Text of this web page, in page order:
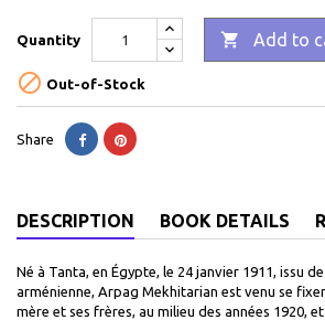
Quantity  Add to
 Out-of-Stock
Share
DESCRIPTION BOOK DETAILS
Né à Tanta, en Égypte, le 24 janvier 1911, issu
arménienne, Arpag Mekhitarian est venu se
mère et ses frères, au milieu des années 1920,